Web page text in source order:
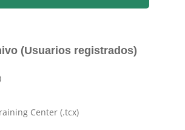
(Usuarios registrados)
Center (.tcx)